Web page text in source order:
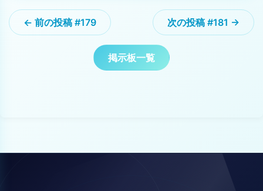
← 前の投稿 #179
掲示板一覧
次の投稿 #181 →